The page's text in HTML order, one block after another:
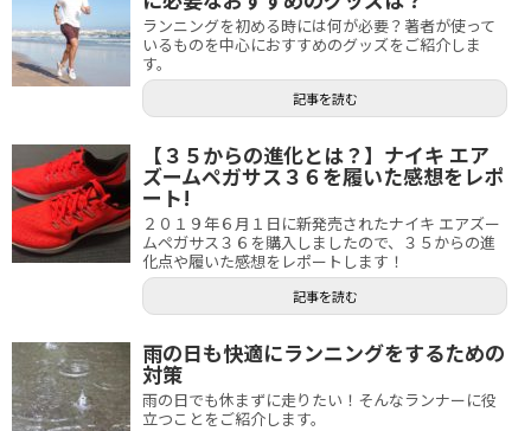
ランニングを初める時には何が必要？著者が使って
いるものを中心におすすめのグッズをご紹介しま
す。
記事を読む
【３５からの進化とは？】ナイキ エア
ズームペガサス３６を履いた感想をレポ
ート!
２０１９年６月１日に新発売されたナイキ エアズー
ムペガサス３６を購入しましたので、３５からの進
化点や履いた感想をレポートします！
記事を読む
雨の日も快適にランニングをするための
対策
雨の日でも休まずに走りたい！そんなランナーに役
立つことをご紹介します。